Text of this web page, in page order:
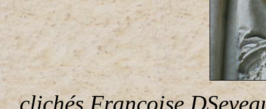
clichés Françoise